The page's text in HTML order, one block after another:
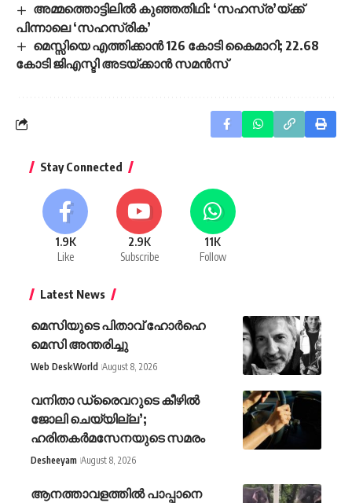
അമ്മത്തൊട്ടിലിൽ കുഞ്ഞതിഥി: ‘സഹസ്ര’യ്ക്ക്
പിന്നാലെ ‘സഹസ്രിക’
മെസ്സിയെ എത്തിക്കാൻ 126 കോടി കൈമാറി; 22.68
കോടി ജിഎസ്ടി അടയ്ക്കാൻ സമൻസ്
Stay Connected
1.9K
Like
2.9K
Subscribe
11K
Follow
Latest News
മെസിയുടെ പിതാവ് ഹോർഹെ
മെസി അന്തരിച്ചു
Web DeskWorld August 8, 2026
വനിതാ ഡ്രൈവറുടെ കീഴിൽ
ജോലി ചെയ്യില്ല’;
ഹരിതകർമസേനയുടെ സമരം
Desheeyam August 8, 2026
ആനത്താവളത്തില്‍ പാപ്പാനെ